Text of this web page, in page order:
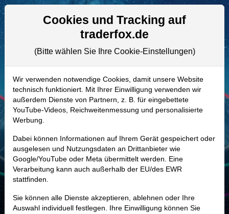
Aktien- und Artikelsuche
863132 | AZZ–AZZ Aktie
Realtime-Aktienkurs:
-
-
Marktkapitalisierung 4,54 Mrd. USD
Unternehmenswert 5,08 Mrd. USD
Cookies und Tracking auf
traderfox.de
(Bitte wählen Sie Ihre Cookie-Einstellungen)
Wir verwenden notwendige Cookies, damit unsere Website
technisch funktioniert. Mit Ihrer Einwilligung verwenden wir
außerdem Dienste von Partnern, z. B. für eingebettete
YouTube-Videos, Reichweitenmessung und personalisierte
Werbung.
Dabei können Informationen auf Ihrem Gerät gespeichert oder
ausgelesen und Nutzungsdaten an Drittanbieter wie
Google/YouTube oder Meta übermittelt werden. Eine
Verarbeitung kann auch außerhalb der EU/des EWR
stattfinden.
Sie können alle Dienste akzeptieren, ablehnen oder Ihre
Auswahl individuell festlegen. Ihre Einwilligung können Sie